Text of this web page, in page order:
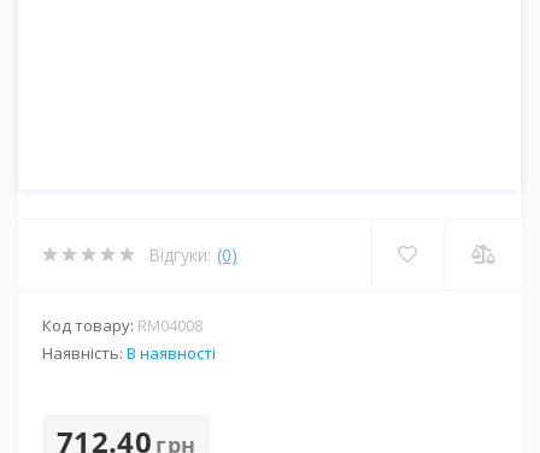
Відгуки: (0)
Код товару: RM04008
Наявність: В наявності
712.40 грн